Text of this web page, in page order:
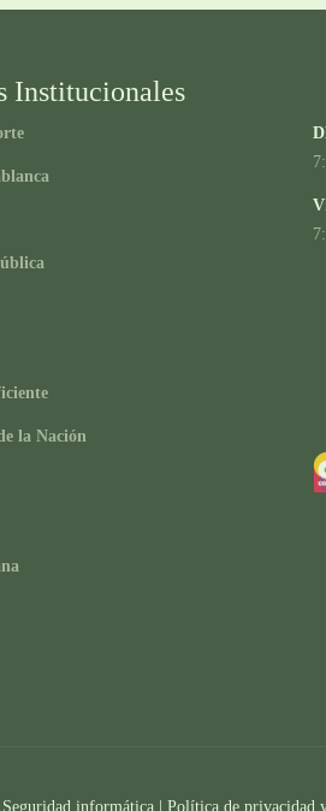
Institucionales
la Nación
informática | Política de privacidad